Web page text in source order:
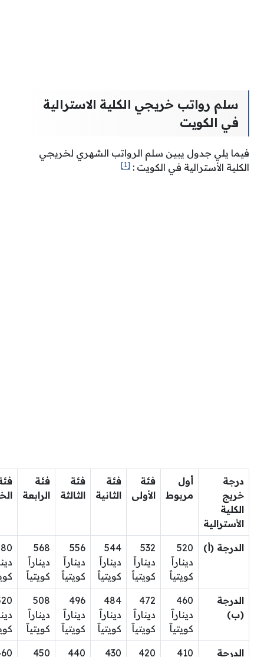
سلم رواتب خريجي الكلية الاسترالية
في الكويت
فيما يلي جدول يبين سلم الرواتب الشهري لخريجي
الكلية الأسترالية في الكويت : [1]
درجة
خريج
الكلية
الأسترالية
أول
مربوط
فئة
الأولى
فئة
الثانية
فئة
الثالثة
فئة
الرابعة
الدرجة (أ)
520
ديناراََ
كويتياََ
532
ديناراََ
كويتياََ
544
ديناراََ
كويتياََ
556
ديناراََ
كويتياََ
568
ديناراََ
كويتياََ
الدرجة
(ب)
460
ديناراََ
كويتياََ
472
ديناراََ
كويتياََ
484
ديناراََ
كويتياََ
496
ديناراََ
كويتياََ
508
ديناراََ
كويتياََ
الدرجة 410
420
430
440
450